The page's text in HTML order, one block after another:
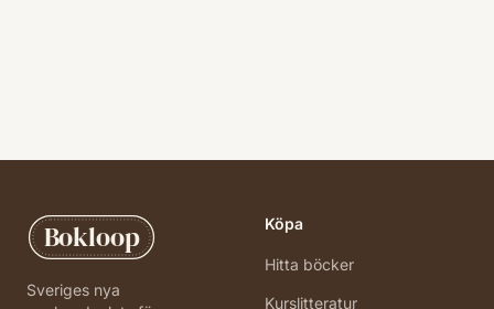
Bokloop
Sveriges nya
Köpa
Hitta böcker
Kurslitteratur